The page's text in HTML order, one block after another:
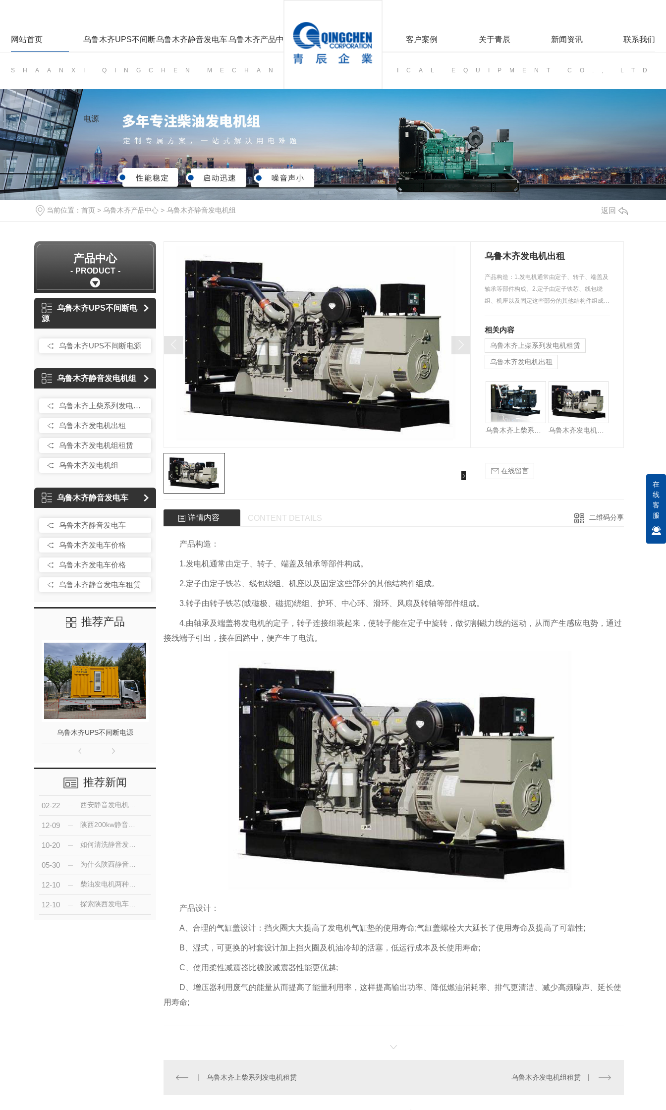
网站首页 乌鲁木齐UPS不间断
电源
乌鲁木齐静音发电车乌鲁木齐产品中心 客户案例 关于青辰 新闻资讯 联系我们
SHAANXI QINGCHEN MECHAN ICAL EQUIPMENT CO., LTD
当前位置： 首页 > 乌鲁木齐产品中心 > 乌鲁木齐静音发电机组 返回
产品中心
PRODUCT
乌鲁木齐UPS不间断电
源
乌鲁木齐UPS不间断电源
乌鲁木齐静音发电机组
乌鲁木齐上柴系列发电机租赁
乌鲁木齐发电机出租
乌鲁木齐发电机组租赁
乌鲁木齐发电机组
乌鲁木齐静音发电车
乌鲁木齐静音发电车
乌鲁木齐发电车价格
乌鲁木齐发电车价格
乌鲁木齐静音发电车租赁
推荐产品
乌鲁木齐UPS不间断电源 乌鲁木齐上柴系列发电机租赁 乌鲁木齐发电机出租 乌鲁木齐发电机组租赁
推荐新闻
02-22
12-09
10-20
05-30
12-10
12-10
乌鲁木齐发电机出租
产品构造：1.发电机通常由定子、转子、端盖及
轴承等部件构成。2.定子由定子铁芯、线包绕
组、机座以及固定这些部分的其他结构件组成…
相关内容
乌鲁木齐上柴系列发电机租赁
乌鲁木齐发电机出租
乌鲁木齐发电机出租
在线留言
详情内容 CONTENT DETAILS 二维码分享
产品构造：
1.发电机通常由定子、转子、端盖及轴承等部件构成。
2.定子由定子铁芯、线包绕组、机座以及固定这些部分的其他结构件组成。
3.转子由转子铁芯(或磁极、磁扼)绕组、护环、中心环、滑环、风扇及转轴等部件组成。
4.由轴承及端盖将发电机的定子，转子连接组装起来，使转子能在定子中旋转，做切割磁力线的运动，从而产生感应电势，通过
接线端子引出，接在回路中，便产生了电流。
产品设计：
A、合理的气缸盖设计：挡火圈大大提高了发电机气缸垫的使用寿命;气缸盖螺栓大大延长了使用寿命及提高了可靠性;
B、湿式，可更换的衬套设计加上挡火圈及机油冷却的活塞，低运行成本及长使用寿命;
C、使用柔性减震器比橡胶减震器性能更优越;
D、增压器利用废气的能量从而提高了能量利用率，这样提高输出功率、降低燃油消耗率、排气更清洁、减少高频噪声、延长使
用寿命;
乌鲁木齐上柴系列发电机租赁 乌鲁木齐发电机组租赁
在
线
客
服